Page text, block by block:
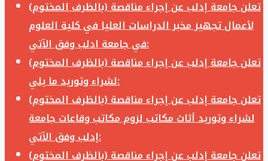
تعلن جامعة إدلب عن إجراء مناقصة (بالظرف المختوم)
لأعمال تجهيز مخبر الدراسات العليا في كلية العلوم
في جامعة ادلب وفق الآتي:
تعلن جامعة إدلب عن إجراء مناقصة (بالظرف المختوم)
لشراء وتوريد ما يلي:
تعلن جامعة إدلب عن إجراء مناقصة (بالظرف المختوم)
لشراء وتوريد أثاث مكاتب لزوم مكاتب وقاعات جامعة
إدلب وفق الآتي:
تعلن جامعة إدلب عن إجراء مناقصة (بالظرف المختوم)